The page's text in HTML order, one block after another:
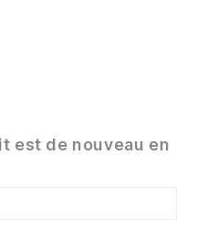
est de nouveau en